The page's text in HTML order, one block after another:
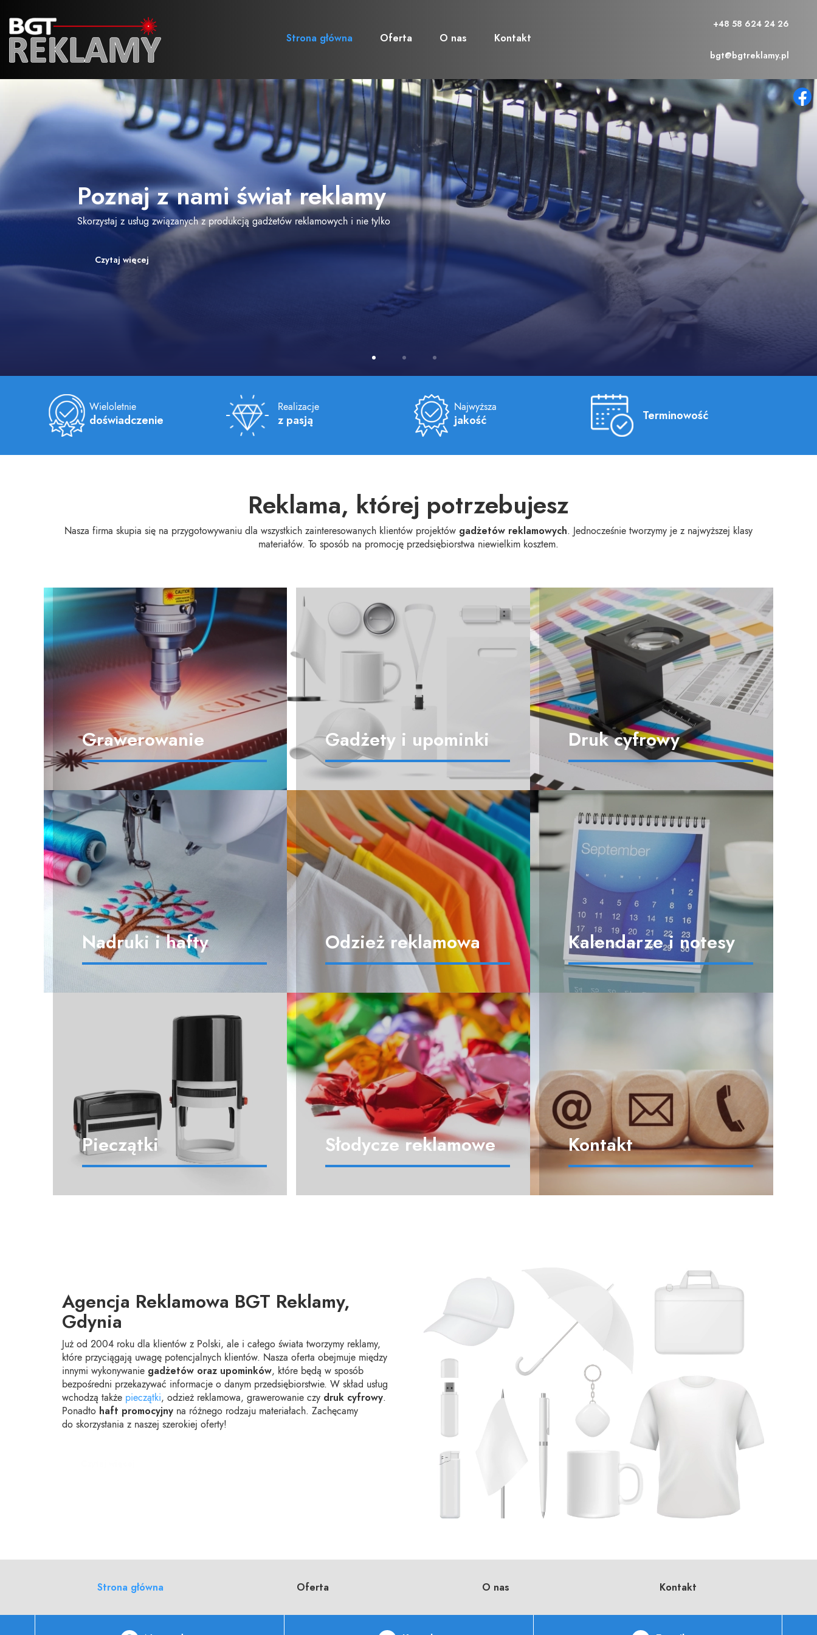
Strona główna Oferta O nas Kontakt
+48 58 624 24 26
bgt@bgtreklamy.pl
Poznaj z nami świat reklamy
Skorzystaj z usług związanych z produkcją gadżetów reklamowych i nie tylko
Czytaj więcej
Od projektu do realizacji
Zadbamy o projekt dostosowany do Twoich wymagań, a następnie przejdziemy do pracy
Czytaj więcej
Pieczątki
Czytaj więcej
Wieloletnie
doświadczenie
Realizacje
z pasją
Najwyższa
jakość Terminowość
Reklama, której potrzebujesz
Nasza firma skupia się na przygotowywaniu dla wszystkich zainteresowanych klientów projektów gadżetów reklamowych. Jednocześnie tworzymy je z najwyższej klasy
materiałów. To sposób na promocję przedsiębiorstwa niewielkim kosztem.
Grawerowanie Gadżety i upominki Druk cyfrowy
Nadruki i hafty Odzież reklamowa Kalendarze i notesy
Pieczątki Słodycze reklamowe Kontakt
Agencja Reklamowa BGT Reklamy,
Gdynia
Już od 2004 roku dla klientów z Polski, ale i całego świata tworzymy reklamy,
które przyciągają uwagę potencjalnych klientów. Nasza oferta obejmuje między
innymi wykonywanie gadżetów oraz upominków, które będą w sposób
bezpośredni przekazywać informacje o danym przedsiębiorstwie. W skład usług
wchodzą także pieczątki, odzież reklamowa, grawerowanie czy druk cyfrowy.
Ponadto haft promocyjny na różnego rodzaju materiałach. Zachęcamy
do skorzystania z naszej szerokiej oferty!
Strona główna Oferta O nas Kontakt